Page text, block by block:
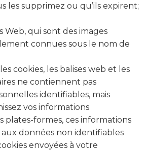
les supprimez ou qu’ils expirent;
Web, qui sont des images
connues sous le nom de
cookies, les balises web et les
ne contiennent pas
identifiables, mais
vos informations
plates-formes, ces informations
données non identifiables
envoyées à votre